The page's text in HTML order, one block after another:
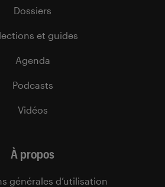
Dossiers
et guides
Agenda
Podcasts
Vidéos
À propos
générales d’utilisation